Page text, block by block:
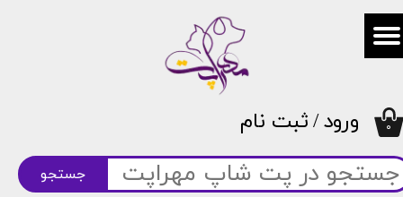
۰
جستجو
ورود/ثبت نام
حساب کاربری من
سفارشات
خروج از حساب کاربری